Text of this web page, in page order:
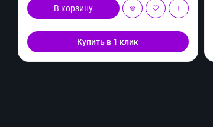
В корзину
Купить в 1 клик